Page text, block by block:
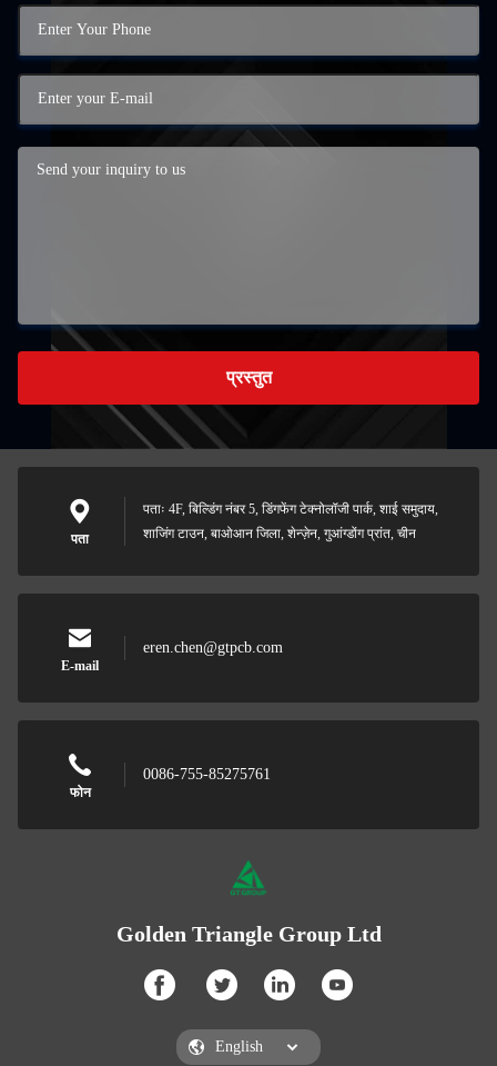
प्रस्तुत
पता
पताः 4F, बिल्डिंग नंबर 5, डिंगफेंग टेक्नोलॉजी पार्क, शाई समुदाय,
शाजिंग टाउन, बाओआन जिला, शेन्ज़ेन, गुआंग्डोंग प्रांत, चीन
E-mail
eren.chen@gtpcb.com
फोन
0086-755-85275761
Golden Triangle Group Ltd